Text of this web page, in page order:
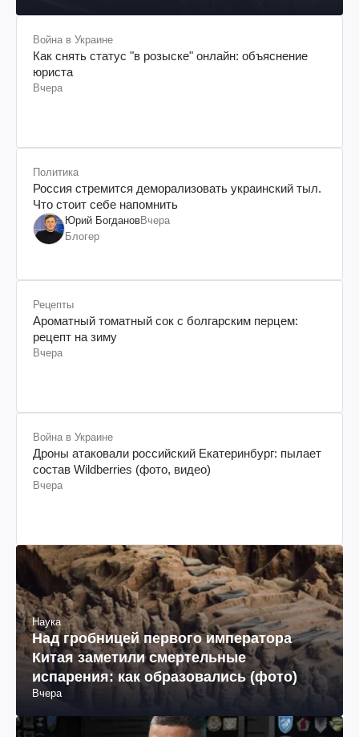
Война в Украине
Как снять статус "в розыске" онлайн: объяснение
юриста
Вчера
Политика
Россия стремится деморализовать украинский тыл.
Что стоит себе напомнить
Юрий БогдановВчера
Блогер
Рецепты
Ароматный томатный сок с болгарским перцем:
рецепт на зиму
Вчера
Война в Украине
Дроны атаковали российский Екатеринбург: пылает
состав Wildberries (фото, видео)
Вчера
Наука
Над гробницей первого императора
Китая заметили смертельные
испарения: как образовались (фото)
Вчера